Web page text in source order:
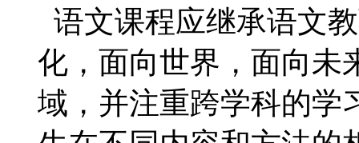
语文课程应继承语文
化，面向世界，面向未
域，并注重跨学科的学